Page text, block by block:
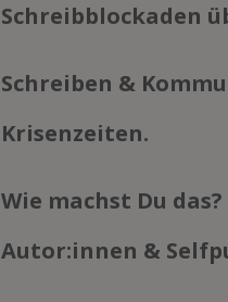
Schreibblockaden
Schreiben &
Krisenzeiten.
Wie machst Du
Autor:innen &